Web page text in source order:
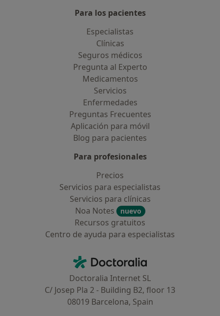
Para los pacientes
Especialistas
Clínicas
Seguros médicos
Pregunta al Experto
Medicamentos
Servicios
Enfermedades
Preguntas Frecuentes
Aplicación para móvil
Blog para pacientes
Para profesionales
Precios
Servicios para especialistas
Servicios para clínicas
Noa Notes
nuevo
Recursos gratuitos
Centro de ayuda para especialistas
Doctoralia - Página de inicio
Doctoralia Internet SL
C/ Josep Pla 2 - Building B2, floor 13
08019 Barcelona, Spain